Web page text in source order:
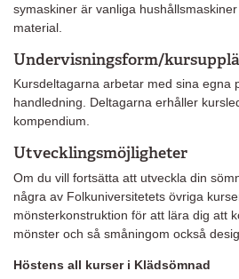
symaskiner är vanliga
material.
Undervisningsform/
Kursdeltagarna arbetar med sina egna
handledning. Deltagarna erhåller
kompendium.
Utvecklingsmöjligheter
Om du vill fortsätta att utveckla din
några av Folkuniversitetets övriga
mönsterkonstruktion för att lära dig att
mönster och så småningom också
Höstens all kurser i Klädsömnad